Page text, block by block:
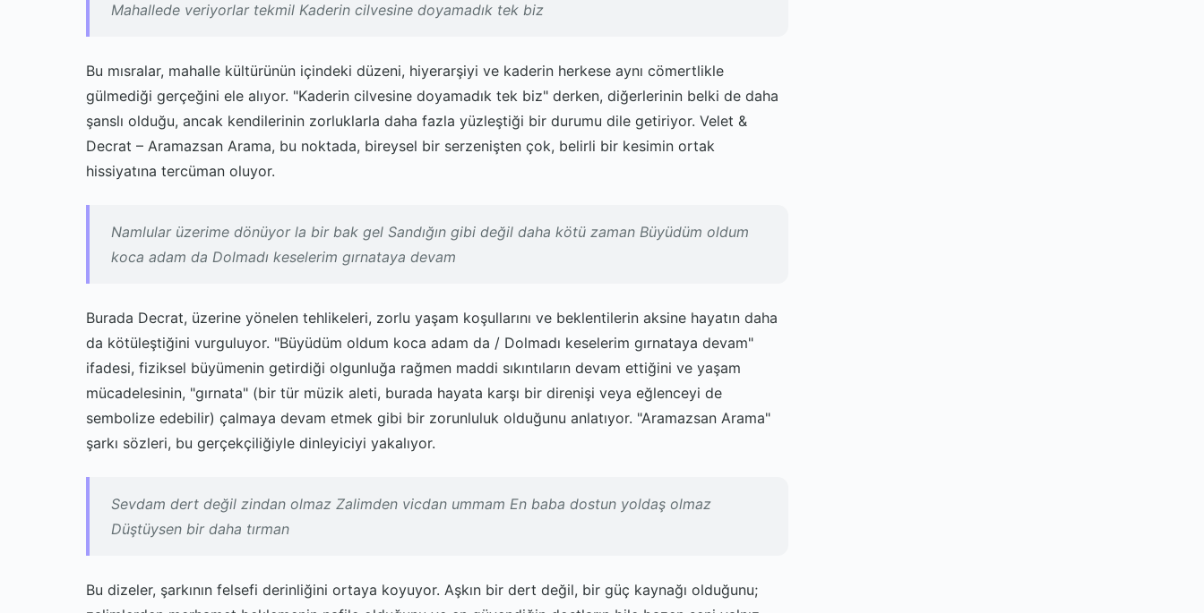
Mahallede veriyorlar tekmil Kaderin cilvesine doyamadık tek biz
Bu mısralar, mahalle kültürünün içindeki düzeni, hiyerarşiyi ve kaderin herkese aynı cömertlikle
gülmediği gerçeğini ele alıyor. "Kaderin cilvesine doyamadık tek biz" derken, diğerlerinin belki de daha
şanslı olduğu, ancak kendilerinin zorluklarla daha fazla yüzleştiği bir durumu dile getiriyor. Velet &
Decrat – Aramazsan Arama, bu noktada, bireysel bir serzenişten çok, belirli bir kesimin ortak
hissiyatına tercüman oluyor.
Namlular üzerime dönüyor la bir bak gel Sandığın gibi değil daha kötü zaman Büyüdüm oldum
koca adam da Dolmadı keselerim gırnataya devam
Burada Decrat, üzerine yönelen tehlikeleri, zorlu yaşam koşullarını ve beklentilerin aksine hayatın daha
da kötüleştiğini vurguluyor. "Büyüdüm oldum koca adam da / Dolmadı keselerim gırnataya devam"
ifadesi, fiziksel büyümenin getirdiği olgunluğa rağmen maddi sıkıntıların devam ettiğini ve yaşam
mücadelesinin, "gırnata" (bir tür müzik aleti, burada hayata karşı bir direnişi veya eğlenceyi de
sembolize edebilir) çalmaya devam etmek gibi bir zorunluluk olduğunu anlatıyor. "Aramazsan Arama"
şarkı sözleri, bu gerçekçiliğiyle dinleyiciyi yakalıyor.
Sevdam dert değil zindan olmaz Zalimden vicdan ummam En baba dostun yoldaş olmaz
Düştüysen bir daha tırman
Bu dizeler, şarkının felsefi derinliğini ortaya koyuyor. Aşkın bir dert değil, bir güç kaynağı olduğunu;